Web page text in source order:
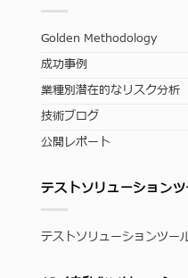
Golden Methodology
成功事例
業種別潜在的なリスク分析
技術ブログ
公開レポート
テストソリューション
テストソリューションツー